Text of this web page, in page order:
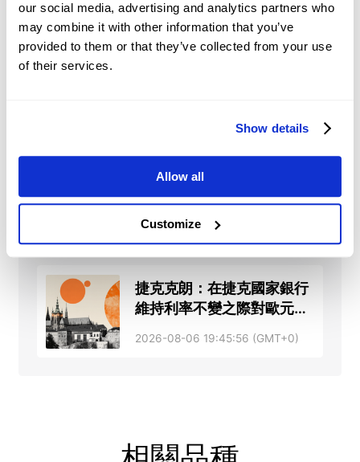
our social media, advertising and analytics partners who
may combine it with other information that you’ve
provided to them or that they’ve collected from your use
of their services.
Show details
Allow all
Customize
2026-08-06 20:17:19 (GMT+0)
澳元：AAA評級依然穩固，
但增長風險仍存 – BNY
2026-08-06 19:53:41 (GMT+0)
捷克克朗：在捷克國家銀行
維持利率不變之際對歐元橫
2026-08-06 19:45:56 (GMT+0)